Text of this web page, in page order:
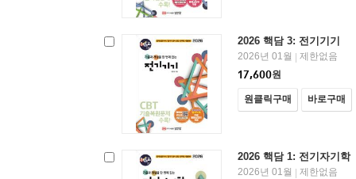
2026 핵담 3: 전기기기
2026년 01월 | 제한없음
17,600원
원클릭구매 바로구매
2026 핵담 1: 전기자기학
2026년 01월 | 제한없음